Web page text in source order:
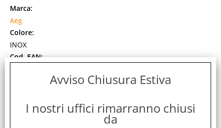
Marca:
Aeg
Colore:
INOX
Cod. EAN:
Cod. Produttore:
PIANO COTTURA A GAS AEG HGB75400SM. PIANO COTTURA
A GAS 75 CM. Bruciatori ad alta efficienza: per cucinare più
velocemente, ma salvando fino al 20% di [...]
Avviso Chiusura Estiva
I nostri uffici rimarranno chiusi
da